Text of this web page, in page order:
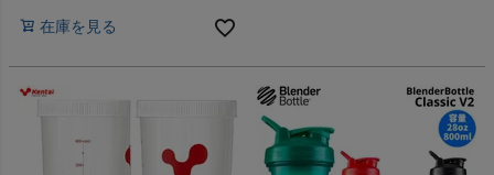
キャンプ・フェス
在庫を見る